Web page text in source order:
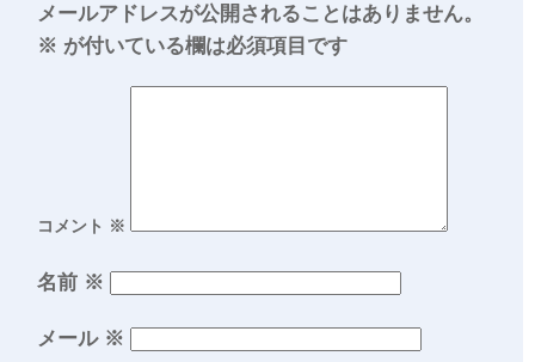
メールアドレスが公開されることはありません。
※ が付いている欄は必須項目です
コメント ※
名前 ※
メール ※